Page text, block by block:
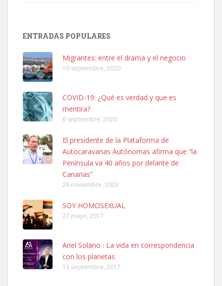
Leales.org » Gran Canaria
SHIBA PERDIDO AVDA JOSE MESA Y LOPEZ
PERRO MACHO RAZA SHIBA CON MICROCHIP PERDIDO HOY
06/07/2025 ZONA MESA Y LOPEZ. ES MUY ASUSTADIZO
Leales.org » Gran Canaria
6.7.2025
Ninfa perdida
El día 5 se los perdió una ninfa papillera, asustada tiene miedo a la
calle, se perdió por la zon...
ENTRADAS POPULARES
Migrantes: entre el drama y el negocio
19 septiembre, 2020
COVID-19: ¿Qué es verdad y que es
mentira?
6 septiembre, 2020
El presidente de la Plataforma de
Autocaravanas Autónomas afirma que “la
Península va 40 años por delante de
Canarias”
26 noviembre, 2023
SOY HOMOSEXUAL
27 mayo, 2017
Ariel Solano : La vida en correspondencia
con los planetas
13 septiembre, 2017